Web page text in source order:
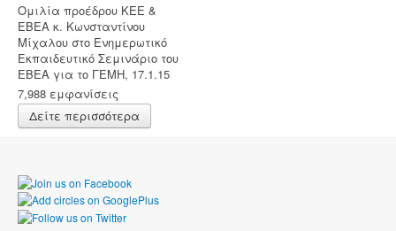
Ομιλία προέδρου ΚΕΕ &
ΕΒΕΑ κ. Κωνσταντίνου
Μίχαλου στο Ενημερωτικό
Εκπαιδευτικό Σεμινάριο του
ΕΒΕΑ για το ΓΕΜΗ, 17.1.15
7,988 εμφανίσεις
Δείτε περισσότερα